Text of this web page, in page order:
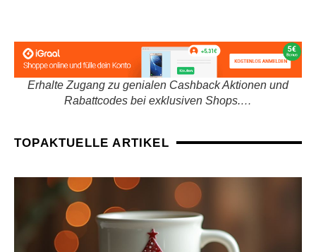
Erhalte Zugang zu genialen Cashback Aktionen und
Rabattcodes bei exklusiven Shops.…
TOPAKTUELLE ARTIKEL